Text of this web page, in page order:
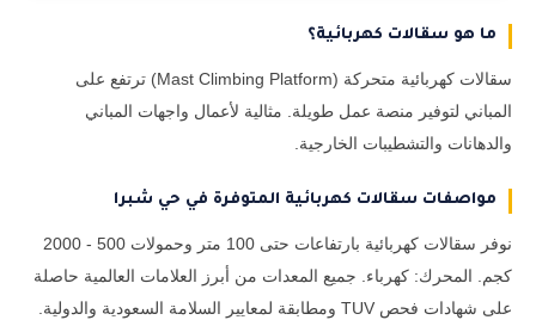
ما هو سقالات كهربائية؟
سقالات كهربائية متحركة (Mast Climbing Platform) ترتفع على
المباني لتوفير منصة عمل طويلة. مثالية لأعمال واجهات المباني
والدهانات والتشطيبات الخارجية.
مواصفات سقالات كهربائية المتوفرة في حي شبرا
نوفر سقالات كهربائية بارتفاعات حتى 100 متر وحمولات 500 - 2000
كجم. المحرك: كهرباء. جميع المعدات من أبرز العلامات العالمية حاصلة
على شهادات فحص TUV ومطابقة لمعايير السلامة السعودية والدولية.